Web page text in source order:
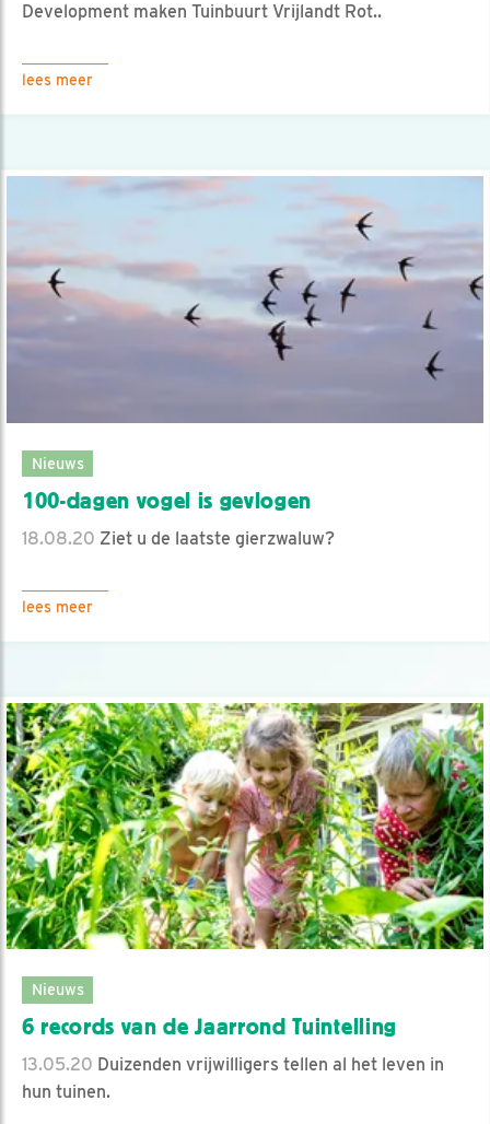
Development maken Tuinbuurt Vrijlandt Rot..
lees meer
Nieuws
100-dagen vogel is gevlogen
18.08.20 Ziet u de laatste gierzwaluw?
lees meer
Nieuws
6 records van de Jaarrond Tuintelling
13.05.20 Duizenden vrijwilligers tellen al het leven in
hun tuinen.